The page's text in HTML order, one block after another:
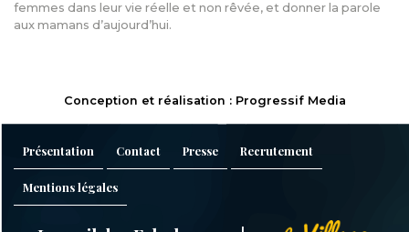
femmes dans leur vie réelle et non rêvée, et donner la parole
aux mamans d’aujourd’hui.
Conception et réalisation : Progressif Media
Présentation Contact Presse Recrutement
Mentions légales